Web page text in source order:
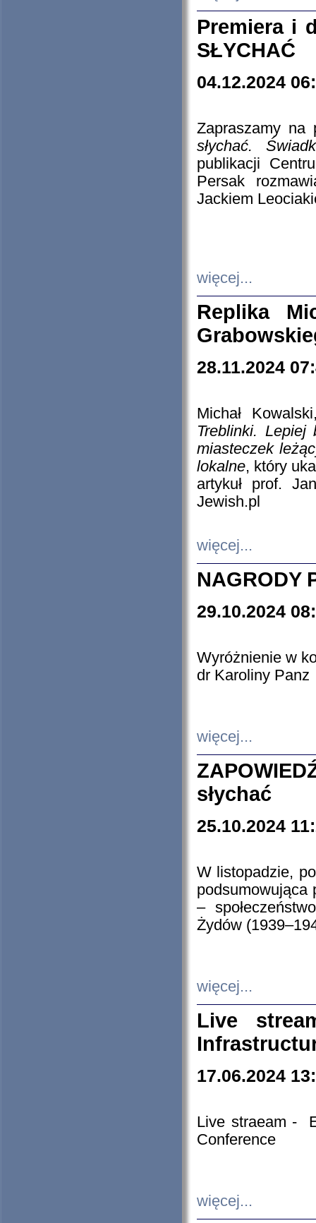
Premiera i
SŁYCHAĆ
04.12.2024
Zapraszamy
słychać.
publikacji
Persak
Jackiem
więcej...
Replika
28.11.2024
Michał
Treblinki. Lepiej
miasteczek
lokalne, który
artykuł prof.
Jewish.pl
więcej...
NAGRODY
29.10.2024
Wyróżnienie w
dr Karoliny Panz
więcej...
słychać
25.10.2024
W listopadzie,
podsumowująca
–
Żydów
więcej...
Live
17.06.2024
Live straeam -
Conference
więcej...